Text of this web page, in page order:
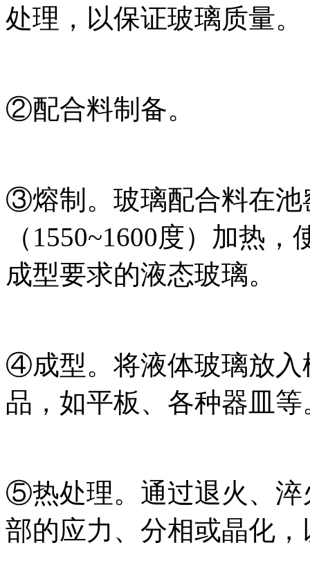
处理，以保证玻璃质量。
②配合料制备。
③熔制。玻璃配合料在池
（1550~1600度）加热
成型要求的液态玻璃。
④成型。将液体玻璃放入
品，如平板、各种器皿等
⑤热处理。通过退火、淬
部的应力、分相或晶化